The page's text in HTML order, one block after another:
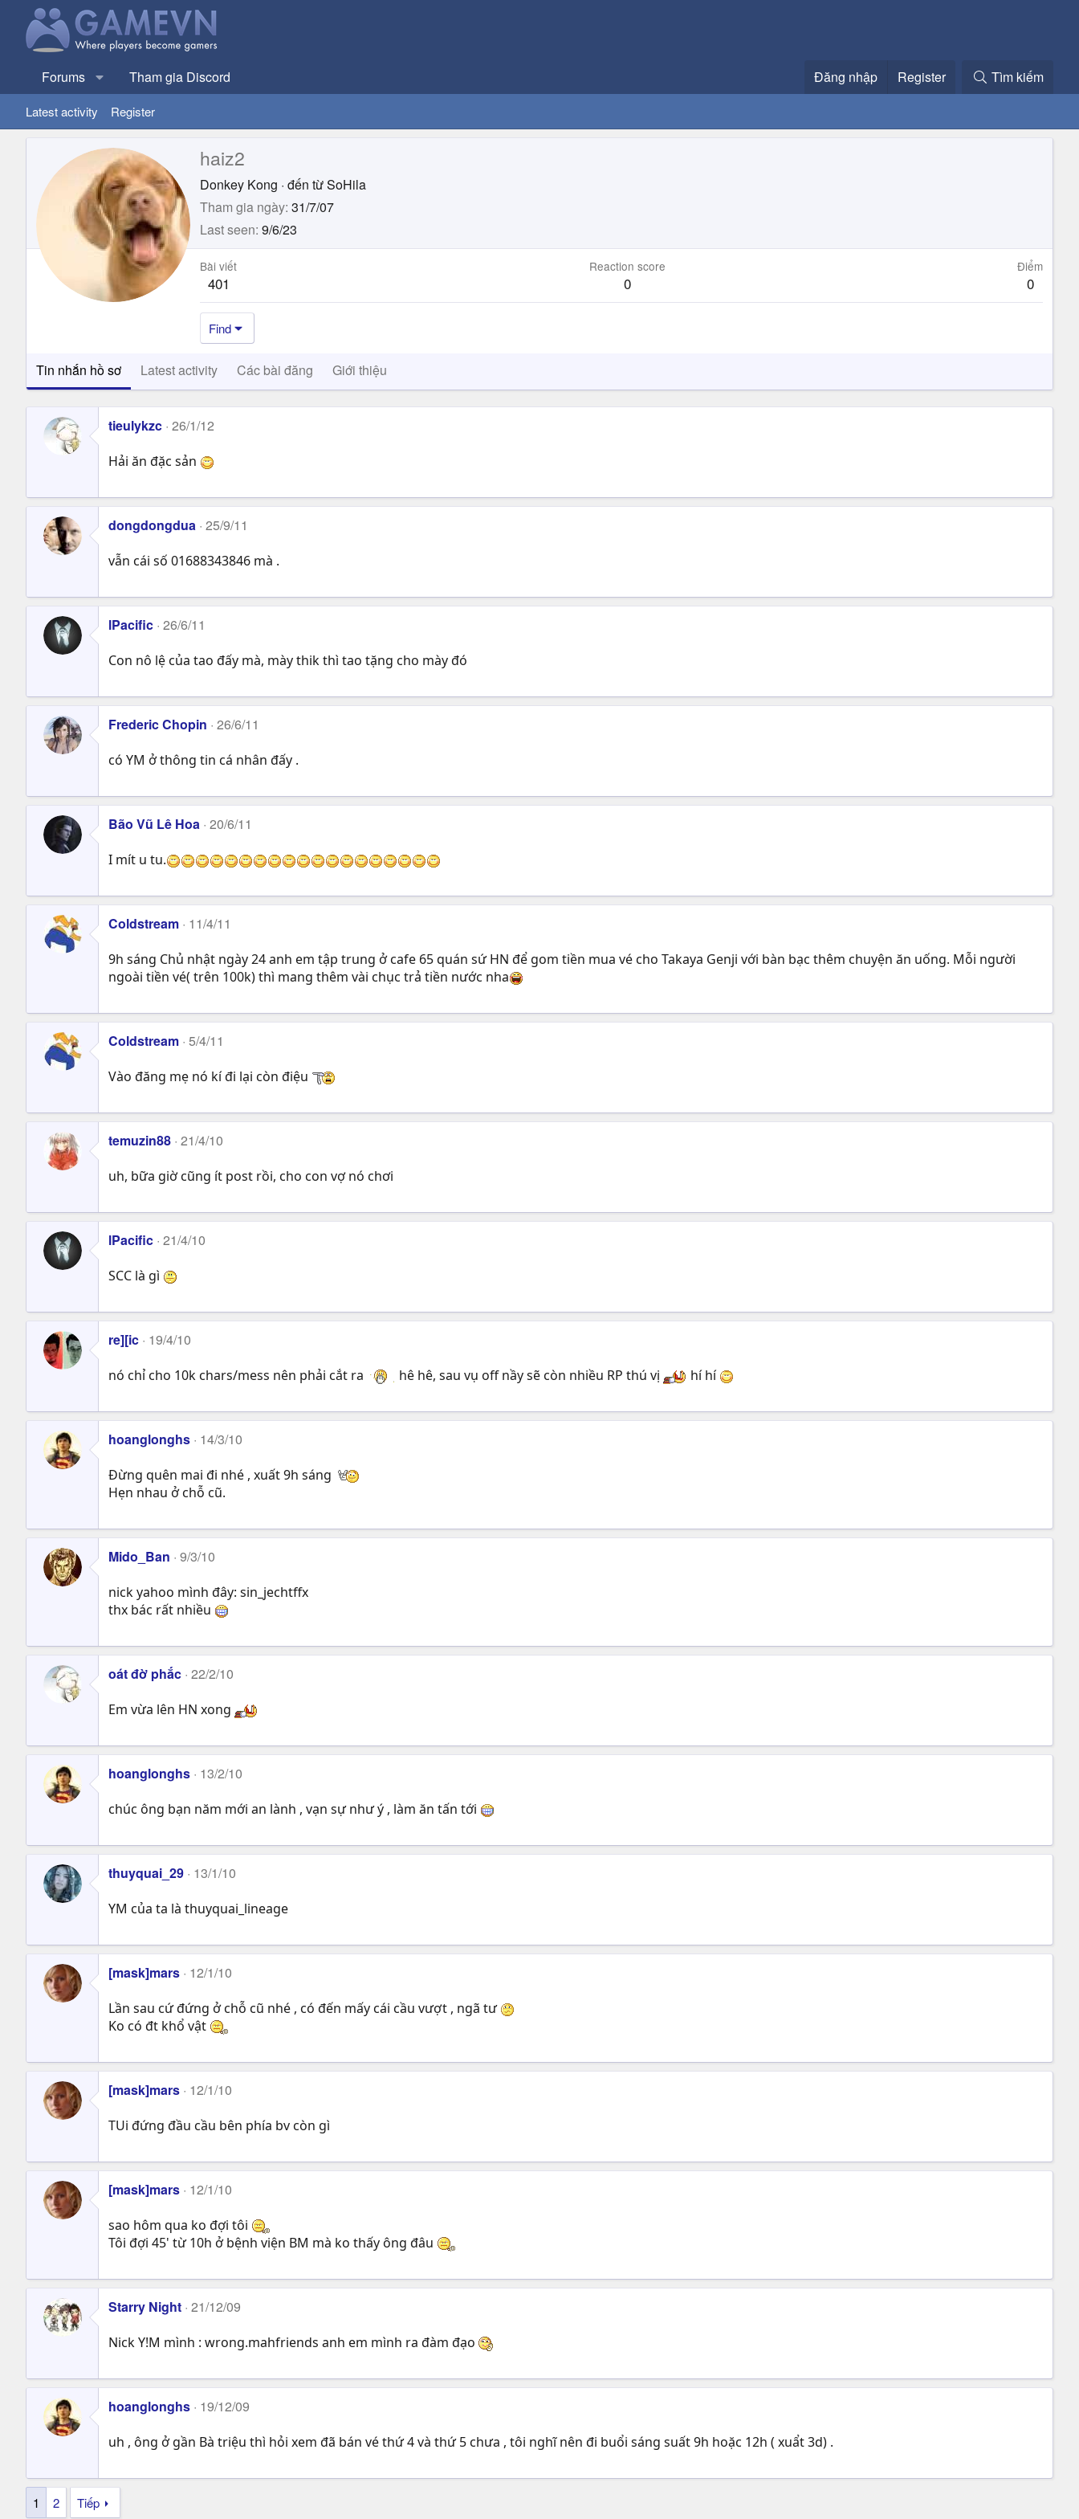
Forums Tham gia Discord Đăng nhập Register Tìm kiếm
Latest activity Register
haiz2
Donkey Kong · đến từSoHila
Tham gia ngày 31/7/07
Last seen 9/6/23
Bài viết
401
Reaction score
0
Điểm
0
Find
Tin nhắn hồ sơ Latest activity Các bài đăng Giới thiệu
tieulykzc 26/1/12
Hải ăn đặc sản
dongdongdua 25/9/11
vẫn cái số 01688343846 mà .
lPacific 26/6/11
Con nô lệ của tao đấy mà, mày thik thì tao tặng cho mày đó
Frederic Chopin 26/6/11
có YM ở thông tin cá nhân đấy .
Bão Vũ Lê Hoa 20/6/11
I mít u tu.
Coldstream 11/4/11
9h sáng Chủ nhật ngày 24 anh em tập trung ở cafe 65 quán sứ HN để gom tiền mua vé cho Takaya Genji với bàn bạc thêm chuyện ăn uống. Mỗi người
ngoài tiền vé( trên 100k) thì mang thêm vài chục trả tiền nước nha
Coldstream 5/4/11
Vào đăng mẹ nó kí đi lại còn điệu
temuzin88 21/4/10
uh, bữa giờ cũng ít post rồi, cho con vợ nó chơi
lPacific 21/4/10
SCC là gì
re][ic 19/4/10
nó chỉ cho 10k chars/mess nên phải cắt ra hê hê, sau vụ off nầy sẽ còn nhiều RP thú vị hí hí
hoanglonghs 14/3/10
Đừng quên mai đi nhé , xuất 9h sáng
Hẹn nhau ở chỗ cũ.
Mido_Ban 9/3/10
nick yahoo mình đây: sin_jechtffx
thx bác rất nhiều
oát đờ phắc 22/2/10
Em vừa lên HN xong
hoanglonghs 13/2/10
chúc ông bạn năm mới an lành , vạn sự như ý , làm ăn tấn tới
thuyquai_29 13/1/10
YM của ta là thuyquai_lineage
[mask]mars 12/1/10
Lần sau cứ đứng ở chỗ cũ nhé , có đến mấy cái cầu vượt , ngã tư
Ko có đt khổ vật
[mask]mars 12/1/10
TUi đứng đầu cầu bên phía bv còn gì
[mask]mars 12/1/10
sao hôm qua ko đợi tôi
Tôi đợi 45' từ 10h ở bệnh viện BM mà ko thấy ông đâu
Starry Night 21/12/09
Nick Y!M mình : wrong.mahfriends anh em mình ra đàm đạo
hoanglonghs 19/12/09
uh , ông ở gần Bà triệu thì hỏi xem đã bán vé thứ 4 và thứ 5 chưa , tôi nghĩ nên đi buổi sáng suất 9h hoặc 12h ( xuẩt 3d) .
1 2 Tiếp